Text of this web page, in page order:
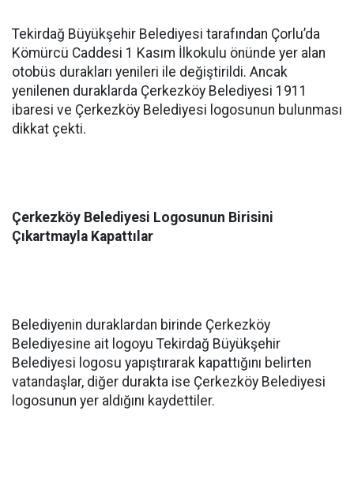
Tekirdağ Büyükşehir Belediyesi tarafından Çorlu’da
Kömürcü Caddesi 1 Kasım İlkokulu önünde yer alan
otobüs durakları yenileri ile değiştirildi. Ancak
yenilenen duraklarda Çerkezköy Belediyesi 1911
ibaresi ve Çerkezköy Belediyesi logosunun bulunması
dikkat çekti.
Çerkezköy Belediyesi Logosunun Birisini
Çıkartmayla Kapattılar
Belediyenin duraklardan birinde Çerkezköy
Belediyesine ait logoyu Tekirdağ Büyükşehir
Belediyesi logosu yapıştırarak kapattığını belirten
vatandaşlar, diğer durakta ise Çerkezköy Belediyesi
logosunun yer aldığını kaydettiler.